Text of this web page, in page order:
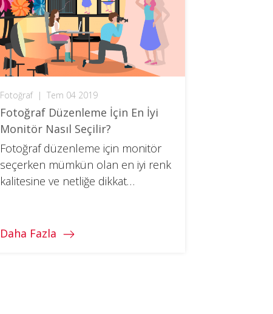
Fotoğraf | Tem 04 2019
Fotoğraf Düzenleme İçin En İyi
Monitör Nasıl Seçilir?
Fotoğraf düzenleme için monitör
seçerken mümkün olan en iyi renk
kalitesine ve netliğe dikkat
Daha Fazla